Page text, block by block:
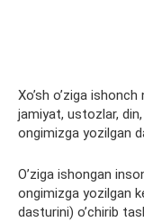
Xo’sh o’ziga
jamiyat, ustozlar,
ongimizga yozilgan
O’ziga ishongan
ongimizga yozilgan
dasturini) o’chirib